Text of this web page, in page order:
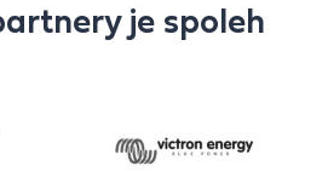
je spoleh